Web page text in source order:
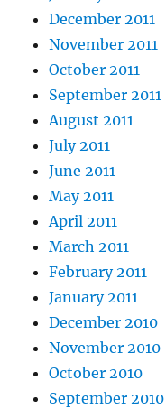
December 2011
November 2011
October 2011
September 2011
August 2011
July 2011
June 2011
May 2011
April 2011
March 2011
February 2011
January 2011
December 2010
November 2010
October 2010
September 2010